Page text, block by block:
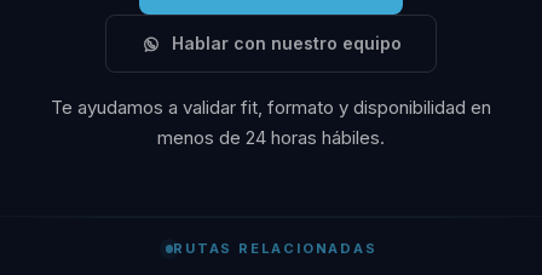
Hablar con nuestro equipo
Te ayudamos a validar fit, formato y disponibilidad en
menos de 24 horas hábiles.
RUTAS RELACIONADAS